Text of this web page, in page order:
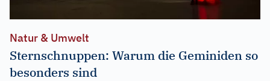
Natur & Umwelt
Sternschnuppen: Warum die Geminiden so
besonders sind